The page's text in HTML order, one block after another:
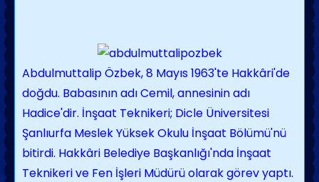
Abdulmuttalip Özbek, 8 Mayıs 1963'te Hakkâri'de
doğdu. Babasının adı Cemil, annesinin adı
Hadice'dir. İnşaat Teknikeri; Dicle Üniversitesi
Şanlıurfa Meslek Yüksek Okulu İnşaat Bölümü'nü
bitirdi. Hakkâri Belediye Başkanlığı'nda İnşaat
Teknikeri ve Fen İşleri Müdürü olarak görev yaptı.